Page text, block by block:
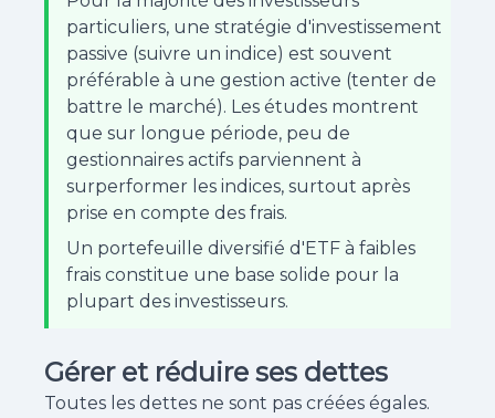
particuliers, une stratégie d'investissement
passive (suivre un indice) est souvent
préférable à une gestion active (tenter de
battre le marché). Les études montrent
que sur longue période, peu de
gestionnaires actifs parviennent à
surperformer les indices, surtout après
prise en compte des frais.
Un portefeuille diversifié d'ETF à faibles
frais constitue une base solide pour la
plupart des investisseurs.
Gérer et réduire ses dettes
Toutes les dettes ne sont pas créées égales.